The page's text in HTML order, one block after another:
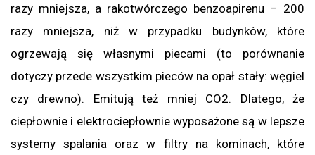
razy mniejsza, a rakotwórczego benzoapirenu – 200
razy mniejsza, niż w przypadku budynków, które
ogrzewają się własnymi piecami (to porównanie
dotyczy przede wszystkim pieców na opał stały: węgiel
czy drewno). Emitują też mniej CO2. Dlatego, że
ciepłownie i elektrociepłownie wyposażone są w lepsze
systemy spalania oraz w filtry na kominach, które